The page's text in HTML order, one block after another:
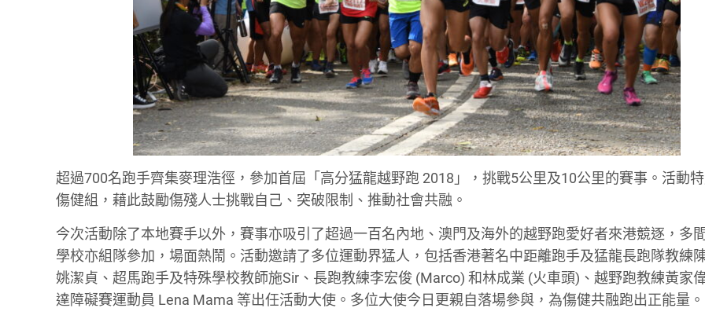
超過700名跑手齊集麥理浩徑，參加首屆「高分猛龍越野跑 2018」，挑戰5公里及10公里的賽事。活動
傷健組，藉此鼓勵傷殘人士挑戰自己、突破限制、推動社會共融。
今次活動除了本地賽手以外，賽事亦吸引了超過一百名內地、澳門及海外的越野跑愛好者來港競逐，多
學校亦組隊參加，場面熱鬧。活動邀請了多位運動界猛人，包括香港著名中距離跑手及猛龍長跑隊教練
姚潔貞、超馬跑手及特殊學校教師施Sir、長跑教練李宏俊 (Marco) 和林成業 (火車頭)、越野跑教練黃家
達障礙賽運動員 Lena Mama 等出任活動大使。多位大使今日更親自落場參與，為傷健共融跑出正能量。